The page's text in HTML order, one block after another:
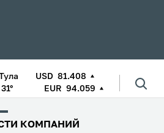
31°
USD 81.408
EUR 94.059
КОМПАНИЙ